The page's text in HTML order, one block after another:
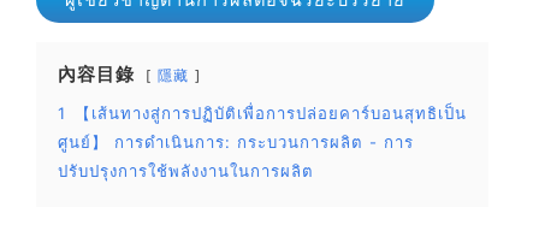
內容目錄 隱藏
1
【เส้นทางสู่การปฏิบัติเพื่อการปล่อยคาร์บอนสุทธิเป็น
ศูนย์】 การดำเนินการ: กระบวนการผลิต - การ
ปรับปรุงการใช้พลังงานในการผลิต